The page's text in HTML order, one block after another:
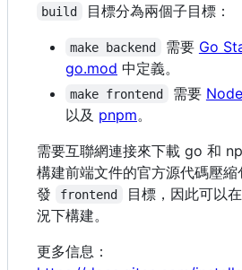
build 目標分為兩個子目標：
make backend 需要 Go
go.mod 中定義。
make frontend 需要
以及 pnpm。
需要互聯網連接來下載 go 和
構建前端文件的官方源代碼壓
發
frontend
目標，因此可以
況下構建。
更多信息：